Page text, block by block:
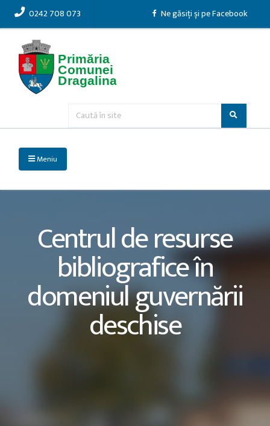
0242 708 073 Ne găsiți și pe Facebook
Meniu
Centrul de resurse
bibliografice în
domeniul guvernării
deschise